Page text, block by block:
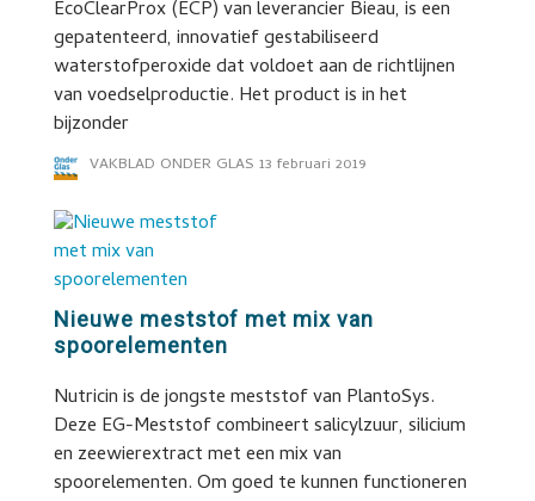
EcoClearProx (ECP) van leverancier Bieau, is een
gepatenteerd, innovatief gestabiliseerd
waterstofperoxide dat voldoet aan de richtlijnen
van voedselproductie. Het product is in het
bijzonder
VAKBLAD ONDER GLAS 13 februari 2019
Nieuwe meststof met mix van
spoorelementen
Nutricin is de jongste meststof van PlantoSys.
Deze EG-Meststof combineert salicylzuur, silicium
en zeewierextract met een mix van
spoorelementen. Om goed te kunnen functioneren